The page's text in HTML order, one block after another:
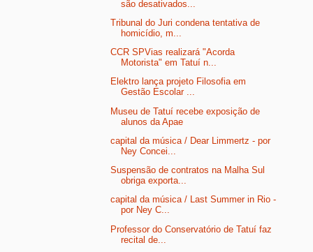
são desativados...
Tribunal do Juri condena tentativa de
homicídio, m...
CCR SPVias realizará "Acorda
Motorista" em Tatuí n...
Elektro lança projeto Filosofia em
Gestão Escolar ...
Museu de Tatuí recebe exposição de
alunos da Apae
capital da música / Dear Limmertz - por
Ney Concei...
Suspensão de contratos na Malha Sul
obriga exporta...
capital da música / Last Summer in Rio -
por Ney C...
Professor do Conservatório de Tatuí faz
recital de...